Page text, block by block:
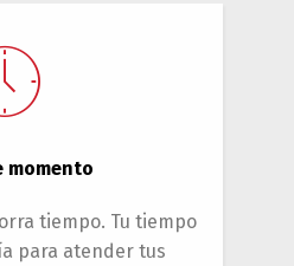
momento
tiempo. Tu tiempo
para atender tus